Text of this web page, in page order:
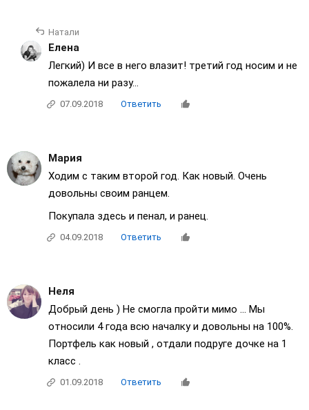
Натали
Елена
Легкий) И все в него влазит! третий год носим и не
пожалела ни разу...
07.09.2018 Ответить
Мария
Ходим с таким второй год. Как новый. Очень
довольны своим ранцем.
Покупала здесь и пенал, и ранец.
04.09.2018 Ответить
Неля
Добрый день ) Не смогла пройти мимо ... Мы
относили 4 года всю началку и довольны на 100%.
Портфель как новый , отдали подруге дочке на 1
класс .
01.09.2018 Ответить